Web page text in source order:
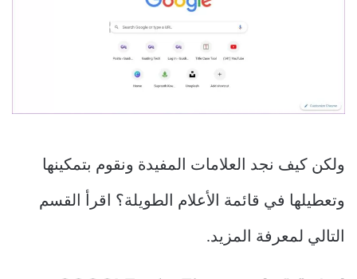
ولكن كيف نجد العلامات المفيدة ونقوم بتمكينها
وتعطيلها في قائمة الأعلام الطويلة؟ اقرأ القسم
التالي لمعرفة المزيد.